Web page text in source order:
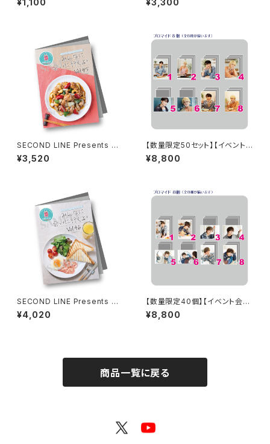
リルスタンド
¥1,100
マ音源ダウンロード用シリアル
¥3,300
SECOND LINE Presents み
んなに会いに行くよ! 第45回 in
静岡 パンフレット
¥3,520
【数量限定50セット】【イベント
会場特典付き】SECOND LINE
Presents みんなに会いに行く
¥8,800
SECOND LINE Presents み
んなに会いに行くよ! 第46回 in
静岡 パンフレット
¥4,020
【数量限定40個】【イベント会場
特典付き】SECOND LINE Pre
sents みんなに会いに行くよ!
¥8,800
商品一覧に戻る